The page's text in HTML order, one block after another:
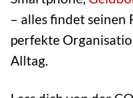
– alles findet seinen
perfekte
Alltag.